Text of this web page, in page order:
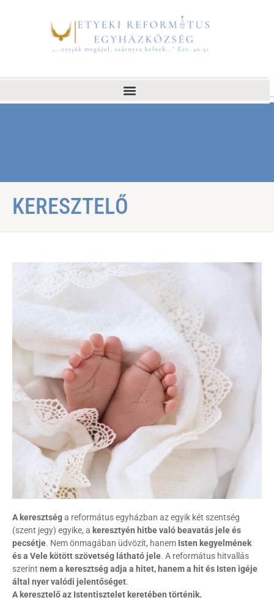
KERESZTELŐ
A keresztséga református egyházban az egyik két szentség
(szent jegy) egyike, a keresztyén hitbe való beavatás jele és
pecsétje. Nem önmagában üdvözít, hanem Isten kegyelmének
és a Vele kötött szövetség látható jele. A református hitvallás
szerint nem a keresztség adja a hitet, hanem a hit és Isten igéje
által nyer valódi jelentőséget.
A keresztelő az Istentisztelet keretében történik.